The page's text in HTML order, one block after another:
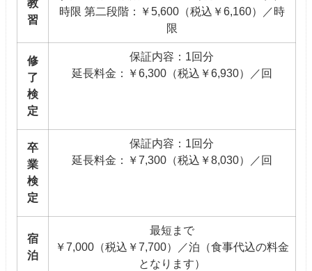
教
習
時限 第二段階：￥5,600（税込￥6,160）／時
限
修
了
検
定
保証内容：1回分
延長料金：￥6,300（税込￥6,930）／回
卒
業
検
定
保証内容：1回分
延長料金：￥7,300（税込￥8,030）／回
宿
泊
最短まで
￥7,000（税込￥7,700）／泊（食事代込の料金
となります）